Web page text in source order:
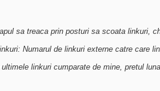
sa treaca prin posturi sa scoata linkuri,
Numarul de linkuri externe catre care
linkuri cumparate de mine, pretul